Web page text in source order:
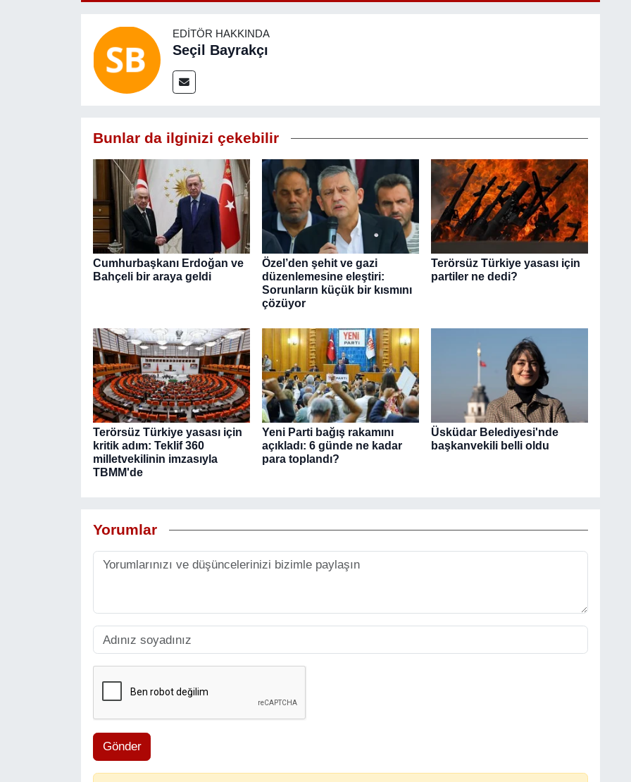
EDITÖR HAKKINDA
Seçil Bayrakçı
Bunlar da ilginizi çekebilir
Cumhurbaşkanı Erdoğan ve
Bahçeli bir araya geldi
Özel’den şehit ve gazi
düzenlemesine eleştiri:
Sorunların küçük bir kısmını
çözüyor
Terörsüz Türkiye yasası için
partiler ne dedi?
Terörsüz Türkiye yasası için
kritik adım: Teklif 360
milletvekilinin imzasıyla
TBMM'de
Yeni Parti bağış rakamını
açıkladı: 6 günde ne kadar
para toplandı?
Üsküdar Belediyesi'nde
başkanvekili belli oldu
Yorumlar
Gönder